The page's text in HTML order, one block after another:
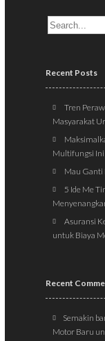
Recent Posts
Tren
Masyarakat
Multifungsi Ini
Mau Ganti
5 Ide Me
Asuransi
untuk Biaya
Recent
Semakin
Motor Baru